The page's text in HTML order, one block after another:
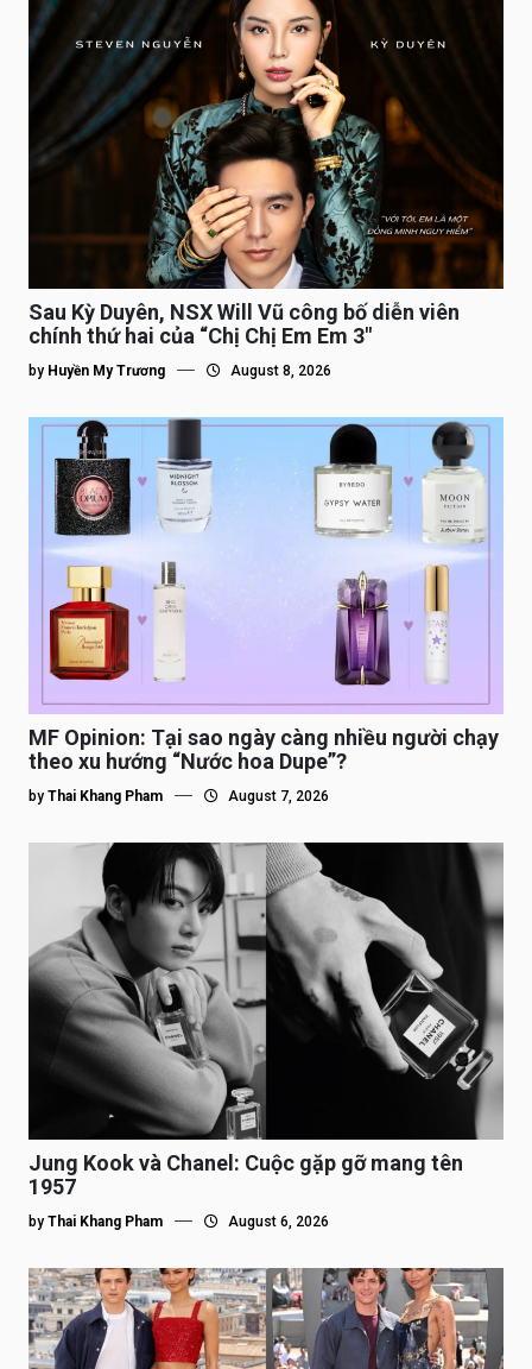
Sau Kỳ Duyên, NSX Will Vũ công bố diễn viên
chính thứ hai của “Chị Chị Em Em 3″
by Huyền My Trương August 8, 2026
MF Opinion: Tại sao ngày càng nhiều người chạy
theo xu hướng “Nước hoa Dupe”?
by Thai Khang Pham August 7, 2026
Jung Kook và Chanel: Cuộc gặp gỡ mang tên
1957
by Thai Khang Pham August 6, 2026